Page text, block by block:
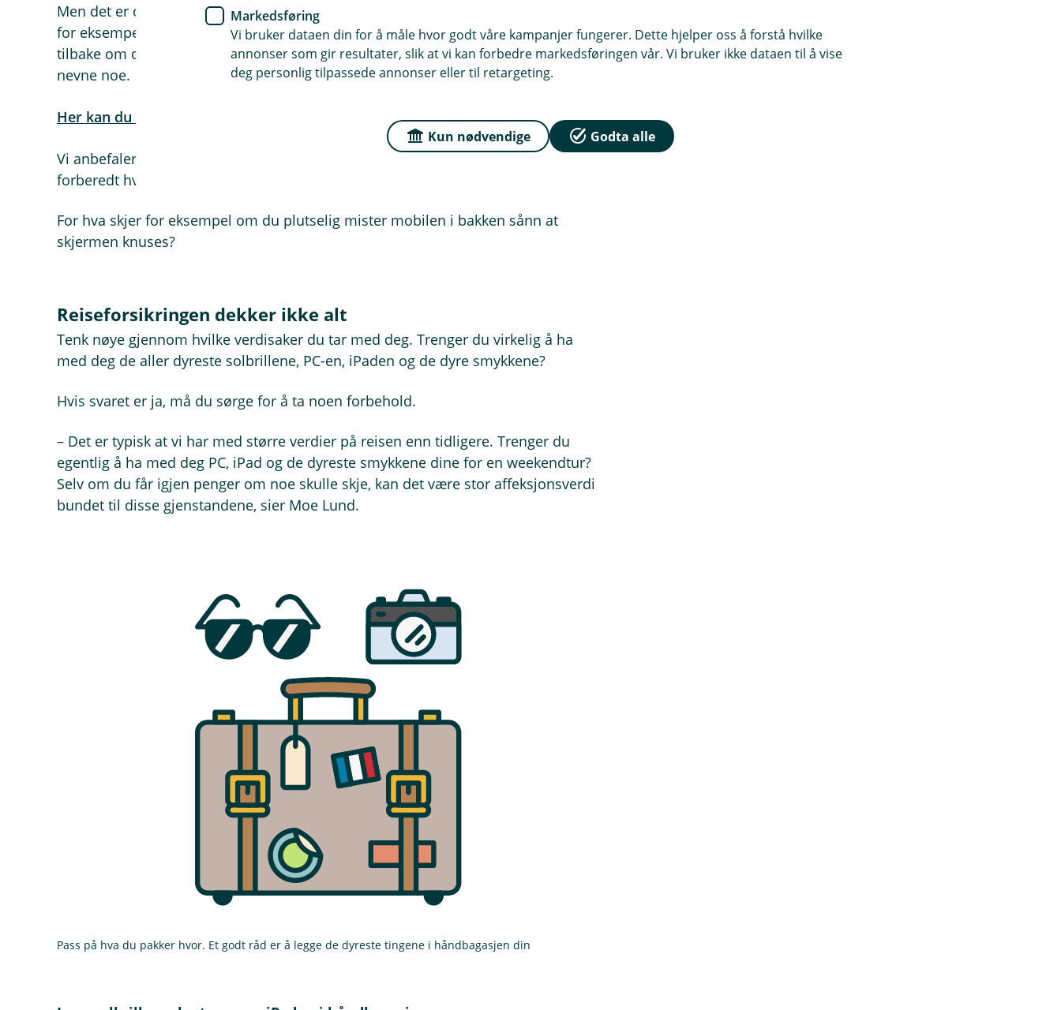
Men det er også fullt mulig å kjøpe en ekstra god reiseforsikring. Den dekker da
for eksempel hvis flyet ditt blir forsinket, tapte feriedager og gir deg mer penger
tilbake om den dyre sykkelen eller verdigjenstandene dine blir stjålet - for å
nevne noe.
Her kan du sammenligne hva våre to reiseforsikringer dekker.
Vi anbefaler deg uansett å alltid lese vilkårene nøye før du drar, slik at du er godt
forberedt hvis noe skulle skje.
For hva skjer for eksempel om du plutselig mister mobilen i bakken sånn at
skjermen knuses?
Reiseforsikringen dekker ikke alt
Tenk nøye gjennom hvilke verdisaker du tar med deg. Trenger du virkelig å ha
med deg de aller dyreste solbrillene, PC-en, iPaden og de dyre smykkene?
Hvis svaret er ja, må du sørge for å ta noen forbehold.
– Det er typisk at vi har med større verdier på reisen enn tidligere. Trenger du
egentlig å ha med deg PC, iPad og de dyreste smykkene dine for en weekendtur?
Selv om du får igjen penger om noe skulle skje, kan det være stor affeksjonsverdi
bundet til disse gjenstandene, sier Moe Lund.
Pass på hva du pakker hvor. Et godt råd er å legge de dyreste tingene i håndbagasjen din
Markedsføring
Vi bruker dataen din for å måle hvor godt våre kampanjer fungerer. Dette hjelper oss å forstå hvilke
annonser som gir resultater, slik at vi kan forbedre markedsføringen vår. Vi bruker ikke dataen til å vise
deg personlig tilpassede annonser eller til retargeting.
Kun nødvendige Godta alle